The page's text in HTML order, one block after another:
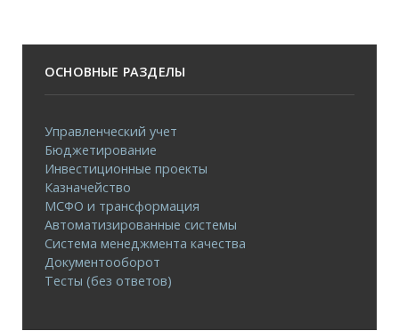
ОСНОВНЫЕ РАЗДЕЛЫ
Управленческий учет
Бюджетирование
Инвестиционные проекты
Казначейство
МСФО и трансформация
Автоматизированные системы
Система менеджмента качества
Документооборот
Тесты (без ответов)